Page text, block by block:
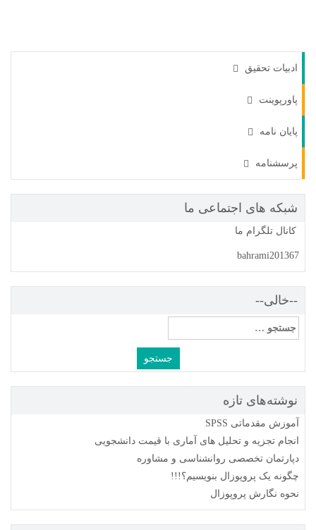
ادبیات تحقیق
پاورپوینت
پایان نامه
پرسشنامه
شبکه های اجتماعی ما
کانال تلگرام ما
bahrami201367
--خالی--
برای:
نوشته‌های تازه
آموزش مقدماتی SPSS
انجام تجزیه و تحلیل های آماری با قیمت دانشجویی
دپارتمان تخصصی روانشناسی و مشاوره
چگونه یک پروپوزال بنویسیم؟!!!
نحوه نگارش پروپوزال